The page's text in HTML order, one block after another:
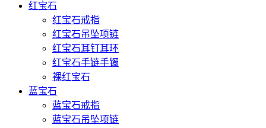
红宝石
红宝石戒指
红宝石吊坠项链
红宝石耳钉耳环
红宝石手链手镯
裸红宝石
蓝宝石
蓝宝石戒指
蓝宝石吊坠项链